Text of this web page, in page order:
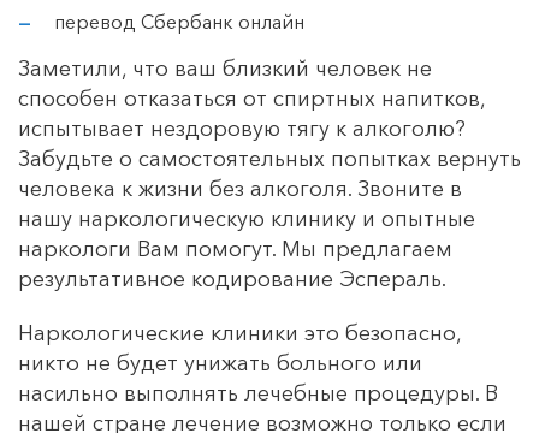
перевод Сбербанк онлайн
Заметили, что ваш близкий человек не
способен отказаться от спиртных напитков,
испытывает нездоровую тягу к алкоголю?
Забудьте о самостоятельных попытках вернуть
человека к жизни без алкоголя. Звоните в
нашу наркологическую клинику и опытные
наркологи Вам помогут. Мы предлагаем
результативное кодирование Эспераль.
Наркологические клиники это безопасно,
никто не будет унижать больного или
насильно выполнять лечебные процедуры. В
нашей стране лечение возможно только если